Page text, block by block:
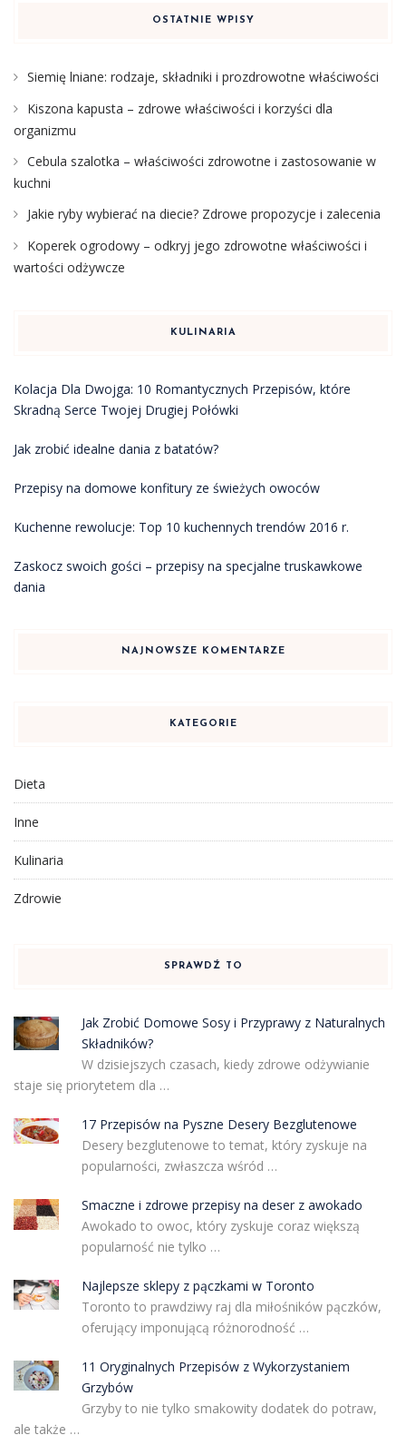
OSTATNIE WPISY
Siemię lniane: rodzaje, składniki i prozdrowotne właściwości
Kiszona kapusta – zdrowe właściwości i korzyści dla
organizmu
Cebula szalotka – właściwości zdrowotne i zastosowanie w
kuchni
Jakie ryby wybierać na diecie? Zdrowe propozycje i zalecenia
Koperek ogrodowy – odkryj jego zdrowotne właściwości i
wartości odżywcze
KULINARIA
Kolacja Dla Dwojga: 10 Romantycznych Przepisów, które
Skradną Serce Twojej Drugiej Połówki
Jak zrobić idealne dania z batatów?
Przepisy na domowe konfitury ze świeżych owoców
Kuchenne rewolucje: Top 10 kuchennych trendów 2016 r.
Zaskocz swoich gości – przepisy na specjalne truskawkowe
dania
NAJNOWSZE KOMENTARZE
KATEGORIE
Dieta
Inne
Kulinaria
Zdrowie
SPRAWDŹ TO
Jak Zrobić Domowe Sosy i Przyprawy z Naturalnych
Składników?
W dzisiejszych czasach, kiedy zdrowe odżywianie
staje się priorytetem dla …
17 Przepisów na Pyszne Desery Bezglutenowe
Desery bezglutenowe to temat, który zyskuje na
popularności, zwłaszcza wśród …
Smaczne i zdrowe przepisy na deser z awokado
Awokado to owoc, który zyskuje coraz większą
popularność nie tylko …
Najlepsze sklepy z pączkami w Toronto
Toronto to prawdziwy raj dla miłośników pączków,
oferujący imponującą różnorodność …
11 Oryginalnych Przepisów z Wykorzystaniem
Grzybów
Grzyby to nie tylko smakowity dodatek do potraw,
ale także …